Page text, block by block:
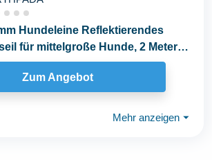
Hundeleine Reflektierendes
für mittelgroße Hunde, 2 Meter
Zum Angebot
Mehr anzeigen ⏷